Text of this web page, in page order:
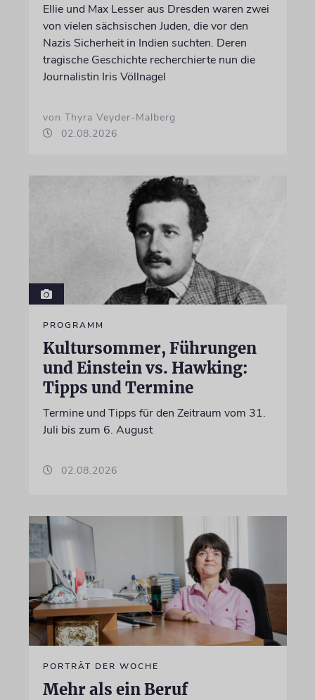
Ellie und Max Lesser aus Dresden waren zwei
von vielen sächsischen Juden, die vor den
Nazis Sicherheit in Indien suchten. Deren
tragische Geschichte recherchierte nun die
Journalistin Iris Völlnagel
von Thyra Veyder-Malberg
02.08.2026
PROGRAMM
Kultursommer, Führungen
und Einstein vs. Hawking:
Tipps und Termine
Termine und Tipps für den Zeitraum vom 31.
Juli bis zum 6. August
02.08.2026
PORTRÄT DER WOCHE
Mehr als ein Beruf